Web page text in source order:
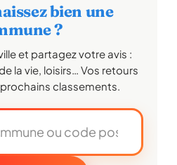
bien une
?
et partagez votre avis :
la vie, loisirs… Vos retours
classements.